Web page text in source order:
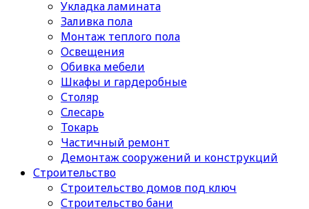
Укладка ламината
Заливка пола
Монтаж теплого пола
Освещения
Обивка мебели
Шкафы и гардеробные
Столяр
Слесарь
Токарь
Частичный ремонт
Демонтаж сооружений и конструкций
Строительство
Строительство домов под ключ
Строительство бани